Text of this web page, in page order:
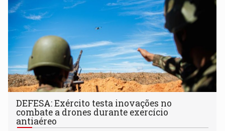
DEFESA: Exército testa inovações no
combate a drones durante exercício
antiaéreo